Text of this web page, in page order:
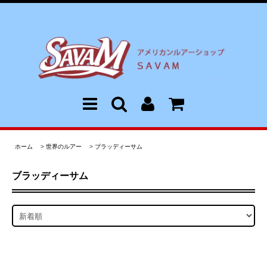
ホーム > 世界のルアー > ブラッディーサム
ブラッディーサム